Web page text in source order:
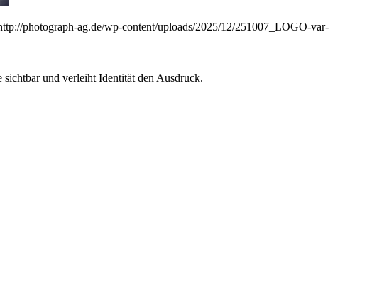
photograph-ag.de/wp-content/uploads/2025/12/251007_LOGO-var-
und verleiht Identität den Ausdruck.